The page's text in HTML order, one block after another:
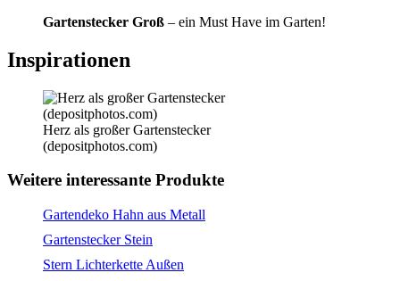
Gartenstecker Groß – ein Must Have im Garten!
Inspirationen
Herz als großer Gartenstecker
(depositphotos.com)
Weitere interessante Produkte
Gartendeko Hahn aus Metall
Gartenstecker Stein
Stern Lichterkette Außen